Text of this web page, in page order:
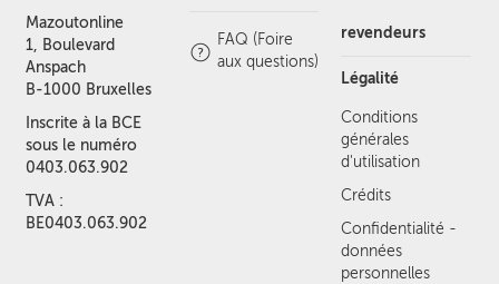
Mazoutonline
1, Boulevard
Anspach
B-1000 Bruxelles
Inscrite à la BCE
sous le numéro
0403.063.902
TVA :
BE0403.063.902
FAQ (Foire
aux questions)
revendeurs
Légalité
Conditions
générales
d'utilisation
Crédits
Confidentialité -
données
personnelles